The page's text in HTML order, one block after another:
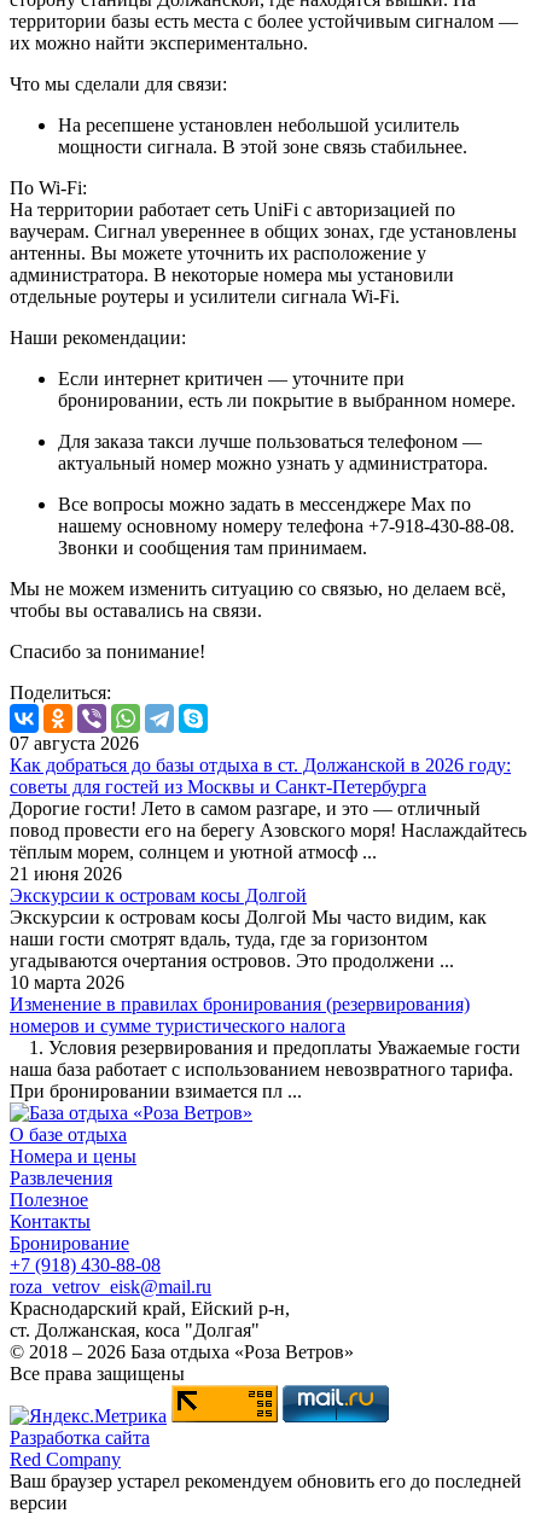
территории базы есть места с более устойчивым сигналом —
их можно найти экспериментально.
Что мы сделали для связи:
На ресепшене установлен небольшой усилитель
мощности сигнала. В этой зоне связь стабильнее.
По Wi-Fi:
На территории работает сеть UniFi с авторизацией по
ваучерам. Сигнал увереннее в общих зонах, где установлены
антенны. Вы можете уточнить их расположение у
администратора. В некоторые номера мы установили
отдельные роутеры и усилители сигнала Wi-Fi.
Наши рекомендации:
Если интернет критичен — уточните при
бронировании, есть ли покрытие в выбранном номере.
Для заказа такси лучше пользоваться телефоном —
актуальный номер можно узнать у администратора.
Все вопросы можно задать в мессенджере Max по
нашему основному номеру телефона +7-918-430-88-08.
Звонки и сообщения там принимаем.
Мы не можем изменить ситуацию со связью, но делаем всё,
чтобы вы оставались на связи.
Спасибо за понимание!
Поделиться:
07 августа 2026
Как добраться до базы отдыха в ст. Должанской в 2026 году:
советы для гостей из Москвы и Санкт-Петербурга
Дорогие гости! Лето в самом разгаре, и это — отличный
повод провести его на берегу Азовского моря! Наслаждайтесь
тёплым морем, солнцем и уютной атмосф ...
21 июня 2026
Экскурсии к островам косы Долгой
Экскурсии к островам косы Долгой Мы часто видим, как
наши гости смотрят вдаль, туда, где за горизонтом
угадываются очертания островов. Это продолжени ...
10 марта 2026
Изменение в правилах бронирования (резервирования)
номеров и сумме туристического налога
1. Условия резервирования и предоплаты Уважаемые гости
наша база работает с использованием невозвратного тарифа.
При бронировании взимается пл ...
О базе отдыха
Номера и цены
Развлечения
Полезное
Контакты
Бронирование
+7 (918) 430-88-08
roza_vetrov_eisk@mail.ru
Краснодарский край, Ейский р-н,
ст. Должанская, коса "Долгая"
© 2018 – 2026 База отдыха «Роза Ветров»
Все права защищены
Разработка сайта
Red Company
Ваш браузер устарел рекомендуем обновить его до последней
версии